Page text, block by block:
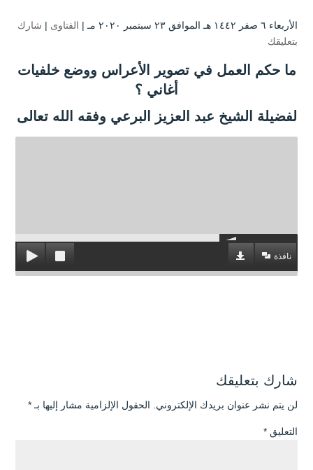
الأربعاء ٦ صفر ۱٤٤۲ هـ الموافق ۲۳ سبتمبر ۲۰۲۰ مـ | الفتاوى | شارك
بتعليقك
ما حكم العمل في تصوير الأعراس ووضع خلفيات
أغاني ؟
لفضيلة الشيخ عبد العزيز البرعي وفقه الله تعالى
نافذة
شارك بتعليقك
لن يتم نشر عنوان بريدك الإلكتروني. الحقول الإلزامية مشار إليها بـ *
التعليق *